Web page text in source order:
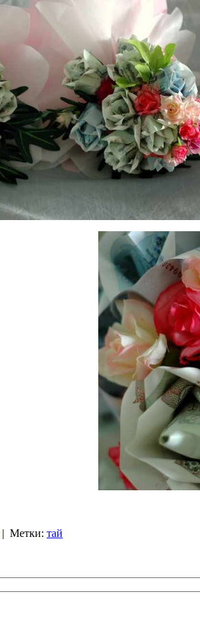
| Метки: тай